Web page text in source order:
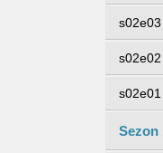
s02e03
s02e02
s02e01
Sezon